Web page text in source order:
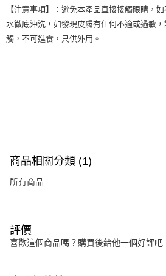
【注意事項】：避免本產品直接接觸眼睛，
水徹底沖洗，如發現皮膚有任何不適或過敏
觸，不可進食，只供外用。
商品相關分類 (1)
所有商品
評價
喜歡這個商品嗎？購買後給他一個好評吧